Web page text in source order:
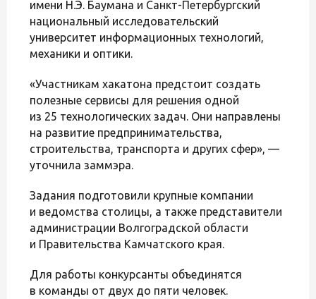
имени Н.Э. Баумана и Санкт-Петербургский
национальный исследовательский
университет информационных технологий,
механики и оптики.
«Участникам хакатона предстоит создать
полезные сервисы для решения одной
из 25 технологических задач. Они направлены
на развитие предпринимательства,
строительства, транспорта и других сфер», —
уточнила заммэра.
Задания подготовили крупные компании
и ведомства столицы, а также представители
администрации Волгоградской области
и Правительства Камчатского края.
Для работы конкурсанты объединятся
в команды от двух до пяти человек.